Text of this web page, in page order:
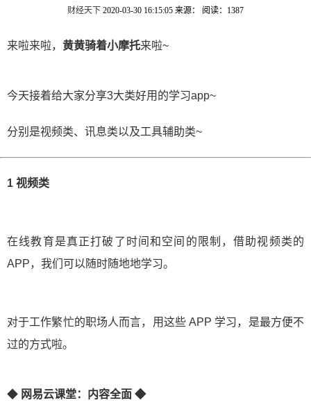
财经天下 2020-03-30 16:15:05 来源： 阅读：1387
来啦来啦， 黄黄骑着小摩托来啦~
今天接着给大家分享3大类好用的学习app~
分别是视频类、讯息类以及工具辅助类~
1 视频类
在线教育是真正打破了时间和空间的限制，借助视频类的
APP，我们可以随时随地地学习。
对于工作繁忙的职场人而言，用这些 APP 学习，是最方便不
过的方式啦。
◆ 网易云课堂：内容全面 ◆